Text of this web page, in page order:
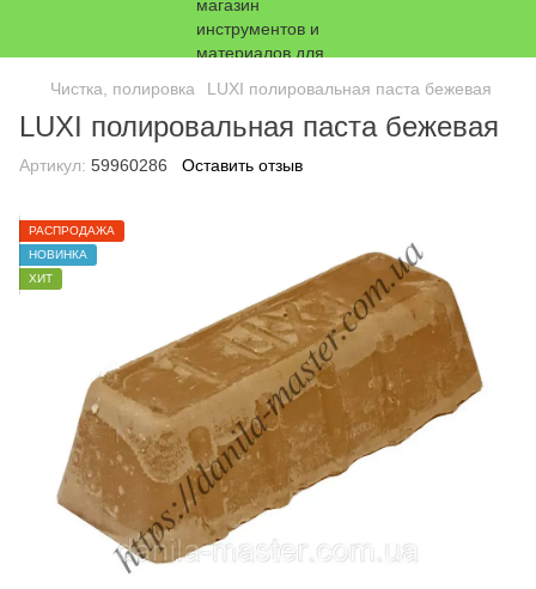
Чистка, полировка LUXI полировальная паста бежевая
LUXI полировальная паста бежевая
Артикул: 59960286 Оставить отзыв
РАСПРОДАЖА
НОВИНКА
ХИТ